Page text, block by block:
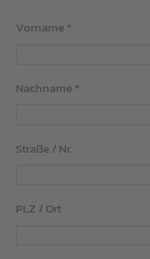
Vorname *
Nachname *
Straße / Nr.
PLZ / Ort